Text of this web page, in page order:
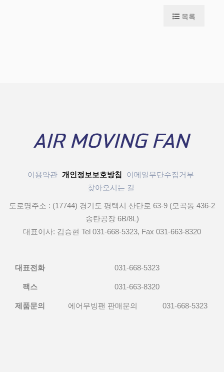
목록
이용약관 개인정보보호방침
이메일무단수집거부
찾아오시는 길
도로명주소 : (17744) 경기도 평택시 산단로 63-9 (모곡동 436-2
송탄공장 6B/8L)
대표이사: 김승현 Tel 031-668-5323, Fax 031-663-8320
대표전화 031-668-5323
팩스 031-663-8320
제품문의 에어무빙팬 판매문의 031-668-5323